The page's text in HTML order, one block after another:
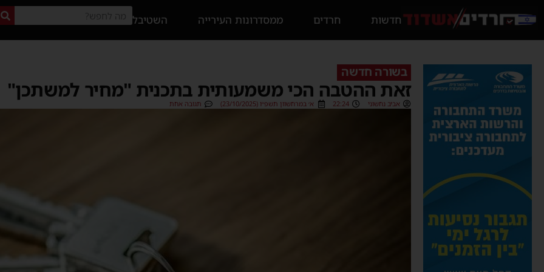
חדשות חרדים ממסדרונות העירייה השטיבל
בשורה חדשה
זאת ההטבה הכי משמעותית בתכנית "מחיר למשתכן"
אביב נחשוני 22:24 א׳ במרחשוון תשפ״ו (23/10/2025) תגובה אחת